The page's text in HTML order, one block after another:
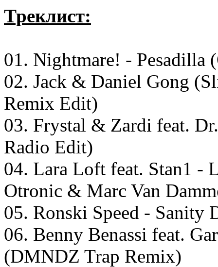
Треклист:
01. Nightmare! -
02. Jack & Daniel Gong
Remix Edit)
03. Frystal & Zardi feat.
Radio Edit)
04. Lara Loft feat. Stan1 -
Otronic & Marc Van
05. Ronski Speed - Sanity
06. Benny Benassi feat.
(DMNDZ Trap Remix)